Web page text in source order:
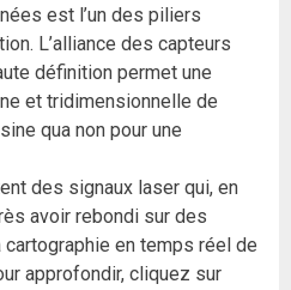
est l’un des piliers
L’alliance des capteurs
définition permet une
et tridimensionnelle de
qua non pour une
des signaux laser qui, en
avoir rebondi sur des
en temps réel de
approfondir, cliquez sur